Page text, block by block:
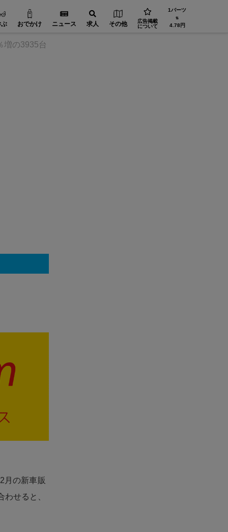
おでかけ ニュース 求人 その他
広告掲載
について
1バーツ
⇅
4.78円
増の3935台
月の新車販
せると、